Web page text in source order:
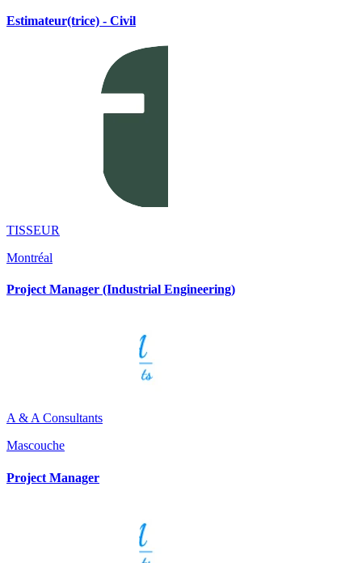
Estimateur(trice) - Civil
TISSEUR
Montréal
Project Manager (Industrial Engineering)
A & A Consultants
Mascouche
Project Manager